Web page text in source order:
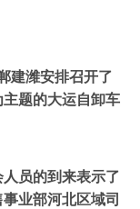
建潍安排召开了
题的大运自卸车
员的到来表示了
业部河北区域司